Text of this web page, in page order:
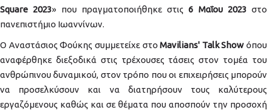
Square 2023» που πραγματοποιήθηκε στις6 Μαΐου 2023 στο
πανεπιστήμιο Ιωαννίνων.
Ο Αναστάσιος Φούκης συμμετείχε στοMavilians' Talk Show όπου
αναφέρθηκε διεξοδικά στις τρέχουσες τάσεις στον τομέα του
ανθρώπινου δυναμικού, στον τρόπο που οι επιχειρήσεις μπορούν
να προσελκύσουν και να διατηρήσουν τους καλύτερους
εργαζόμενους καθώς και σε θέματα που αποσπούν την προσοχή